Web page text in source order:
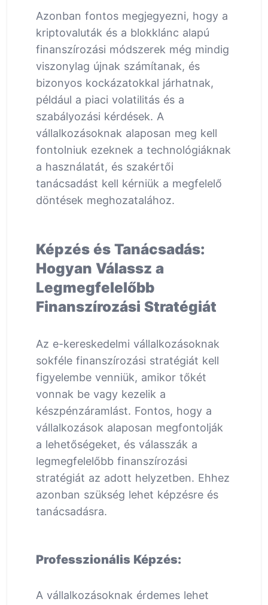
Azonban fontos megjegyezni, hogy a
kriptovaluták és a blokklánc alapú
finanszírozási módszerek még mindig
viszonylag újnak számítanak, és
bizonyos kockázatokkal járhatnak,
például a piaci volatilitás és a
szabályozási kérdések. A
vállalkozásoknak alaposan meg kell
fontolniuk ezeknek a technológiáknak
a használatát, és szakértői
tanácsadást kell kérniük a megfelelő
döntések meghozatalához.
Képzés és Tanácsadás:
Hogyan Válassz a
Legmegfelelőbb
Finanszírozási Stratégiát
Az e-kereskedelmi vállalkozásoknak
sokféle finanszírozási stratégiát kell
figyelembe venniük, amikor tőkét
vonnak be vagy kezelik a
készpénzáramlást. Fontos, hogy a
vállalkozások alaposan megfontolják
a lehetőségeket, és válasszák a
legmegfelelőbb finanszírozási
stratégiát az adott helyzetben. Ehhez
azonban szükség lehet képzésre és
tanácsadásra.
Professzionális Képzés:
A vállalkozásoknak érdemes lehet